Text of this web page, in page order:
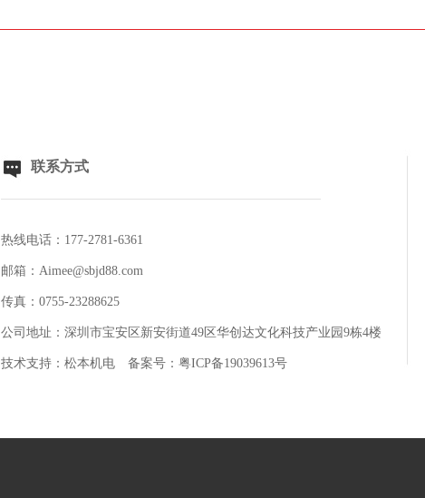
联系方式
热线电话：177-2781-6361
邮箱：Aimee@sbjd88.com
传真：0755-23288625
公司地址：深圳市宝安区新安街道49区华创达文化科技产业园9栋4楼
技术支持： 松本机电 备案号： 粤ICP备19039613号